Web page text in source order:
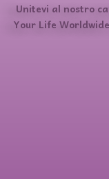
Unitevi al nostro
Your Life